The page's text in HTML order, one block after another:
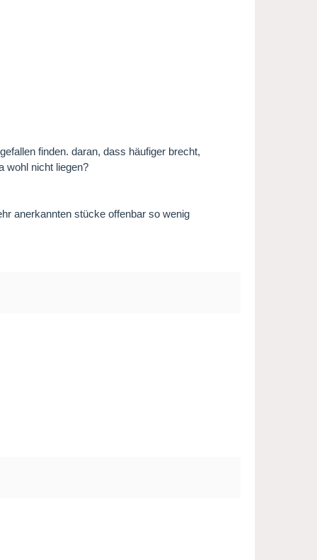
finden. daran, dass häufiger brecht,
wohl nicht liegen?
anerkannten stücke offenbar so wenig